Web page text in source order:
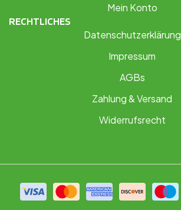
Mein Konto
RECHTLICHES
Datenschutzerklärung
Impressum
AGBs
Zahlung & Versand
Widerrufsrecht